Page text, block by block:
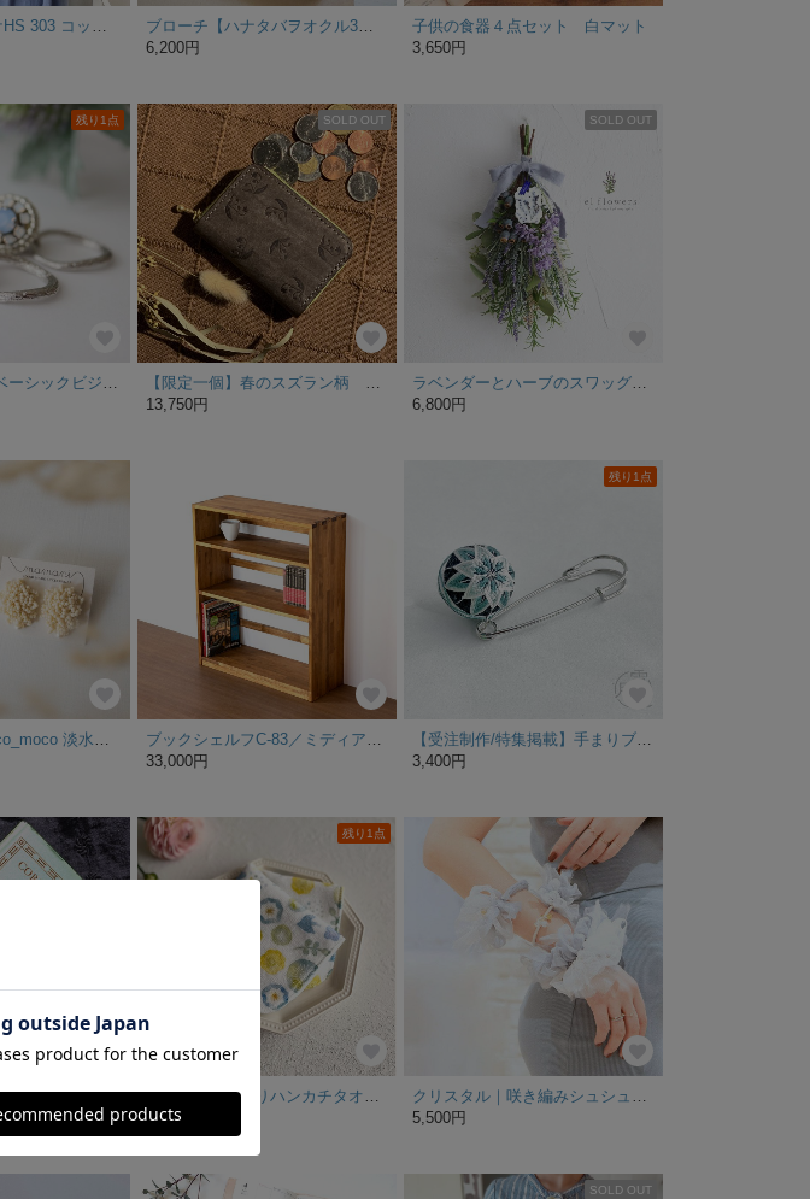
ブローチ【ハナタバヲオクル3】真鍮 ヴィンテージ アンティーク 鳥 淡水パール
6,200円
子供の食器４点セット 白マット
3,650円
残り1点 SOLD OUT
13,750円
SOLD OUT
ラベンダーとハーブのスワッグ アロマワックスサシェ付
6,800円
【特集掲載】moco_moco 淡水パール （ ピアス / イヤリング ）ビーズ刺繍 金属アレルギー対応 淡水パール
ブックシェルフC-83／ミディアムブラウン
33,000円
残り1点
【受注制作/特集掲載】手まりブローチ＊鉄線(クレマチス)/黒地に錆浅葱［小さなてまり/手毬/手鞠］
3,400円
真鍮waveバングル／18Kコーティング 《送料無料》
残り1点
[特集掲載] ふわりハンカチタオル・floating
1,200円
クリスタル｜咲き編みシュシュ｜4月誕生石
5,500円
SOLD OUT